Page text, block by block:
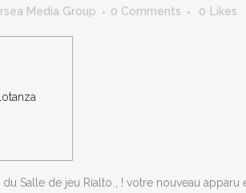
Media Group 0 Comments 0 Likes
Salle de jeu Rialto , ! votre nouveau